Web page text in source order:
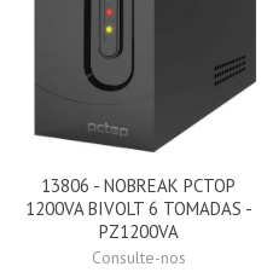
13806 - NOBREAK PCTOP
1200VA BIVOLT 6 TOMADAS -
PZ1200VA
Consulte-nos